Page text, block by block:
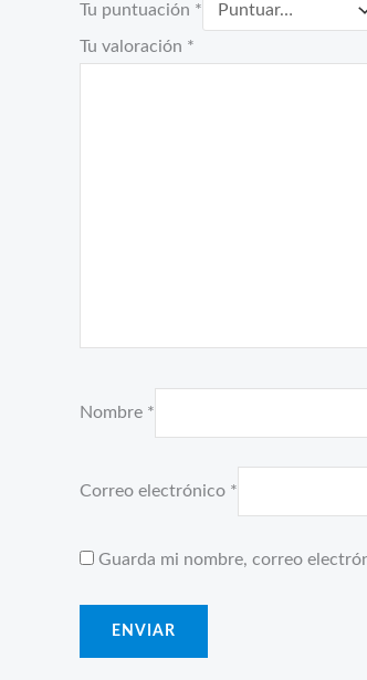
Tu puntuación *
Tu valoración *
Nombre *
Correo electrónico *
Guarda mi nombre, correo